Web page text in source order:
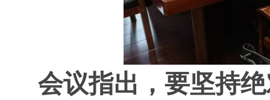
会议指出，要坚持